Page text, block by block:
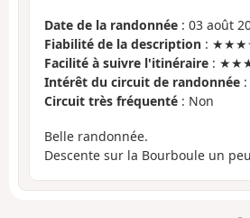
Date de la randonnée : 03 août
Fiabilité de la description :
Facilité à suivre l'itinéraire :
Intérêt du circuit de randonnée
Circuit très fréquenté : Non
Belle randonnée.
Descente sur la Bourboule un